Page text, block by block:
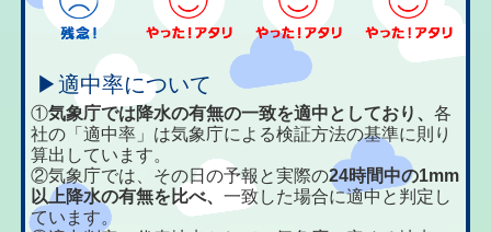
▶適中率について
①気象庁では降水の有無の一致を適中としており、各
社の「適中率」は気象庁による検証方法の基準に則り
算出しています。
②気象庁では、その日の予報と実際の24時間中の1mm
以上降水の有無を比べ、一致した場合に適中と判定し
ています。